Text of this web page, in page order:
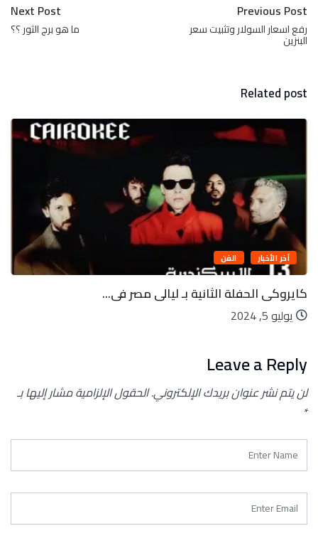
Previous Post
رفع اسعار السولار وتثبيت سعر
البنزين
Next Post
ما هو برج الثور ؟؟
Related post
فى... ليه الأرض لها قمر واحد وكواكب
Leave a Reply
لن يتم نشر عنوان بريدك الإلكتروني.الحقول الإلزامية مشار إليها بـ
*